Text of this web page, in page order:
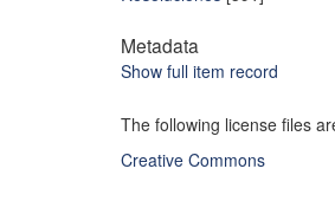
Metadata
Show full item record
The following license files
Creative Commons